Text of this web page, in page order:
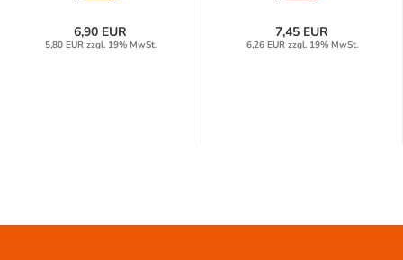
6,90 EUR
5,80 EUR zzgl. 19% MwSt.
7,45 EUR
6,26 EUR zzgl. 19% MwSt.